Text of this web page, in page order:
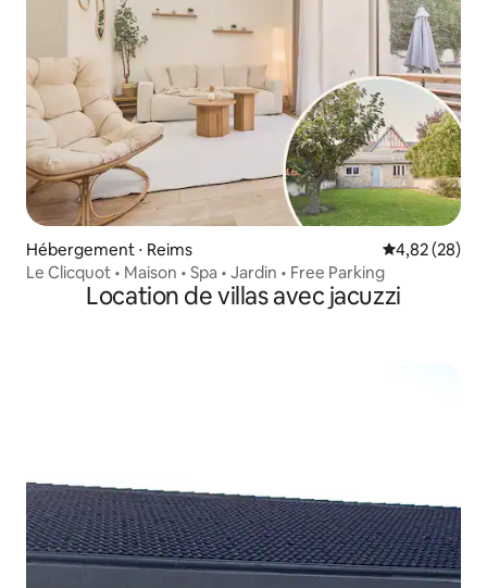
Hébergement ⋅ Reims Évaluation
4,82 (28)
Le Clicquot • Maison • Spa • Jardin • Free Parking
Location de villas avec jacuzzi